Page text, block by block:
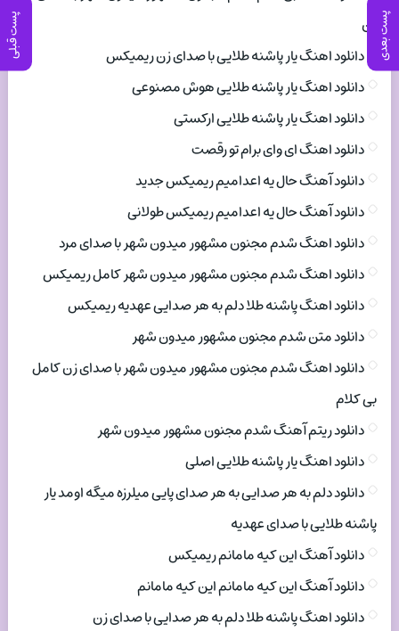
پست بعدی پست قبلی
زن
دانلود اهنگ یار پاشنه طلایی با صدای زن ریمیکس
دانلود اهنگ یار پاشنه طلایی هوش مصنوعی
دانلود اهنگ یار پاشنه طلایی ارکستی
دانلود اهنگ ای وای برام تو رقصت
دانلود آهنگ حال یه اعدامیم ریمیکس جدید
دانلود آهنگ حال یه اعدامیم ریمیکس طولانی
دانلود اهنگ شدم مجنون مشهور میدون شهر با صدای مرد
دانلود اهنگ شدم مجنون مشهور میدون شهر کامل ریمیکس
دانلود اهنگ پاشنه طلا دلم به هر صدایی عهدیه ریمیکس
دانلود متن شدم مجنون مشهور میدون شهر
دانلود اهنگ شدم مجنون مشهور میدون شهر با صدای زن کامل
بی کلام
دانلود ریتم آهنگ شدم مجنون مشهور میدون شهر
دانلود اهنگ یار پاشنه طلایی اصلی
دانلود دلم به هر صدایی به هر صدای پایی میلرزه میگه اومد یار
پاشنه طلایی با صدای عهدیه
دانلود آهنگ این کیه مامانم ریمیکس
دانلود آهنگ این کیه مامانم این کیه مامانم
دانلود اهنگ پاشنه طلا دلم به هر صدایی با صدای زن